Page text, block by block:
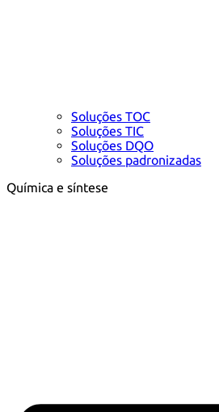
Soluções TOC
Soluções TIC
Soluções DQO
Soluções padronizadas
Química e síntese